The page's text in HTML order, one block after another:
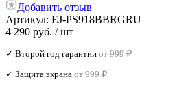
Добавить отзыв
Артикул: EJ-PS918BBRGRU
4 290 руб. / шт
✓ Второй год гарантии от 999 ₽
✓ Защита экрана от 999 ₽